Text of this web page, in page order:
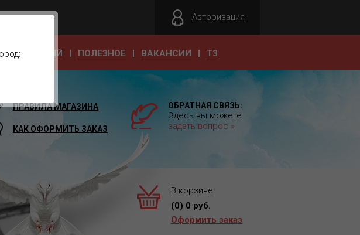
Авторизация
ПОЛЕЗНОЕ ВАКАНСИИ T3
ОБРАТНАЯ СВЯЗЬ:
Здесь вы можете
задать вопрос »
ПРАВИЛА МАГАЗИНА
КАК ОФОРМИТЬ ЗАКАЗ
В корзине
(0) 0 руб.
Оформить заказ